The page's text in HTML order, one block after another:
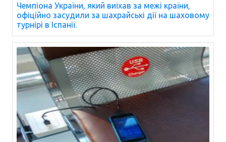
Чемпіона України, який виїхав за межі країни,
офіційно засудили за шахрайські дії на шаховому
турнірі в Іспанії.